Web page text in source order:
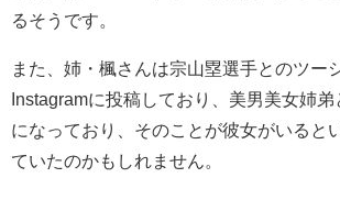
るそうです。
また、姉・楓さんは宗山塁選手とのツー
Instagramに投稿しており、美男美女姉
になっており、そのことが彼女がいると
ていたのかもしれません。